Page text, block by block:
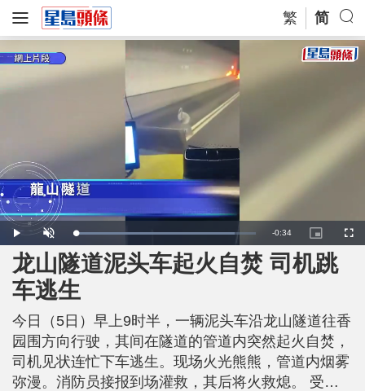
繁 简
P
l
a
y
U
n
t
e
L
o
a
d
e
4
8
%
R
e
i
i
-0:34
P
i
c
t
u
r
-
P
c
t
u
r
e
F
u
龙山隧道泥头车起火自焚 司机跳
车逃生
今日（5日）早上9时半，一辆泥头车沿龙山隧道往香
园围方向行驶，其间在隧道的管道内突然起火自焚，
司机见状连忙下车逃生。现场火光熊熊，管道内烟雾
弥漫。消防员接报到场灌救，其后将火救熄。 受事